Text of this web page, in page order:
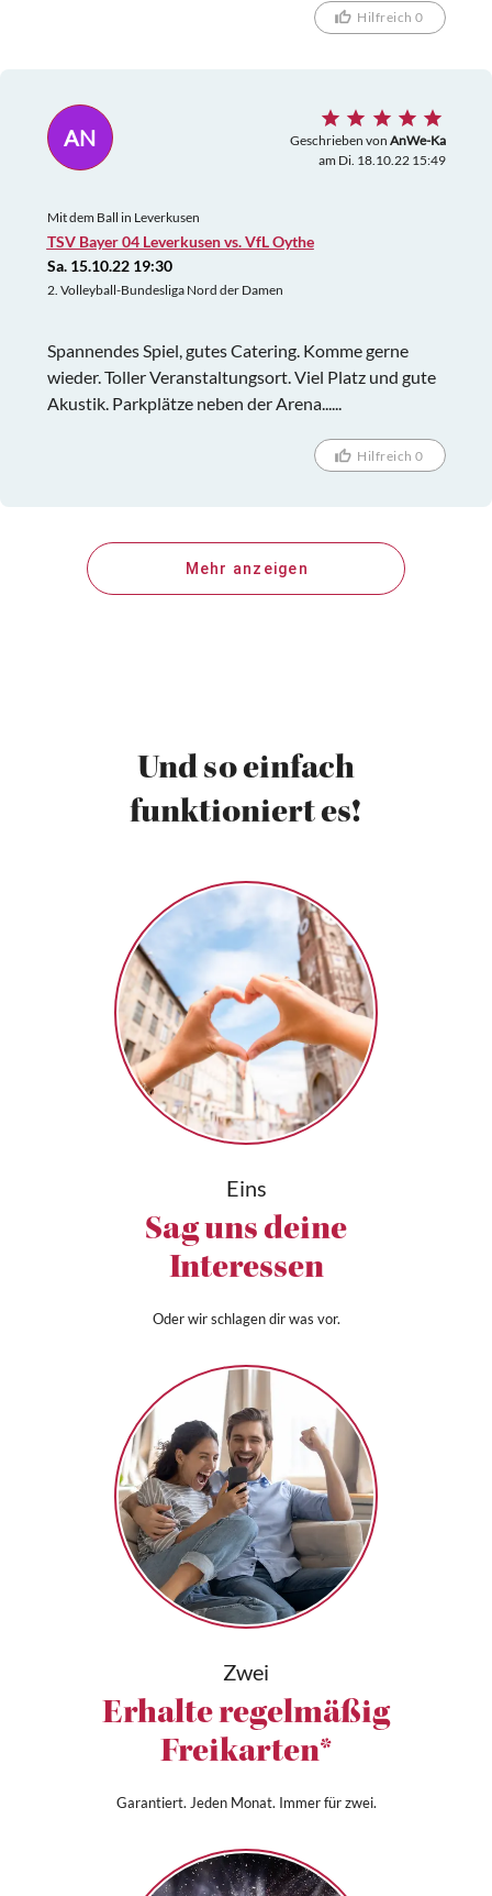
Hilfreich 0
AN Geschrieben von AnWe-Ka
am Di. 18.10.22 15:49
Mit dem Ball in Leverkusen
TSV Bayer 04 Leverkusen vs. VfL Oythe
Sa. 15.10.22 19:30
2. Volleyball-Bundesliga Nord der Damen
Spannendes Spiel, gutes Catering. Komme gerne
wieder. Toller Veranstaltungsort. Viel Platz und gute
Akustik. Parkplätze neben der Arena......
Hilfreich 0
Mehr anzeigen
Und so einfach
funktioniert es!
Eins
Sag uns deine
Interessen
Oder wir schlagen dir was vor.
Zwei
Erhalte regelmäßig
Freikarten*
Garantiert. Jeden Monat. Immer für zwei.